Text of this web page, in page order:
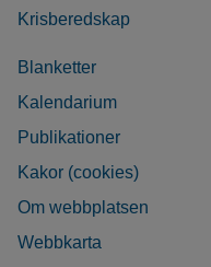
Krisberedskap
Blanketter
Kalendarium
Publikationer
Kakor (cookies)
Om webbplatsen
Webbkarta